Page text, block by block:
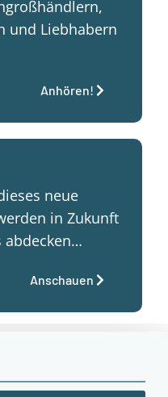
und Liebhabern
Anhören!
neue
in Zukunft
abdecken…
Anschauen